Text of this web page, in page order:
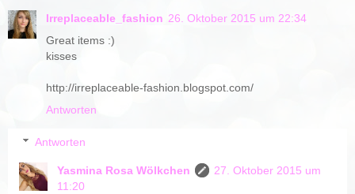
Irreplaceable_fashion 26. Oktober 2015 um 22:34
Great items :)
kisses
http://irreplaceable-fashion.blogspot.com/
Antworten
Antworten
Yasmina Rosa Wölkchen
27. Oktober 2015 um
11:20